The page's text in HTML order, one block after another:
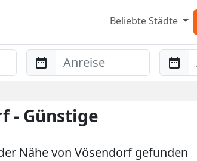
Beliebte Städte
Anreise Abreise
- Günstige
Nähe von Vösendorf gefunden